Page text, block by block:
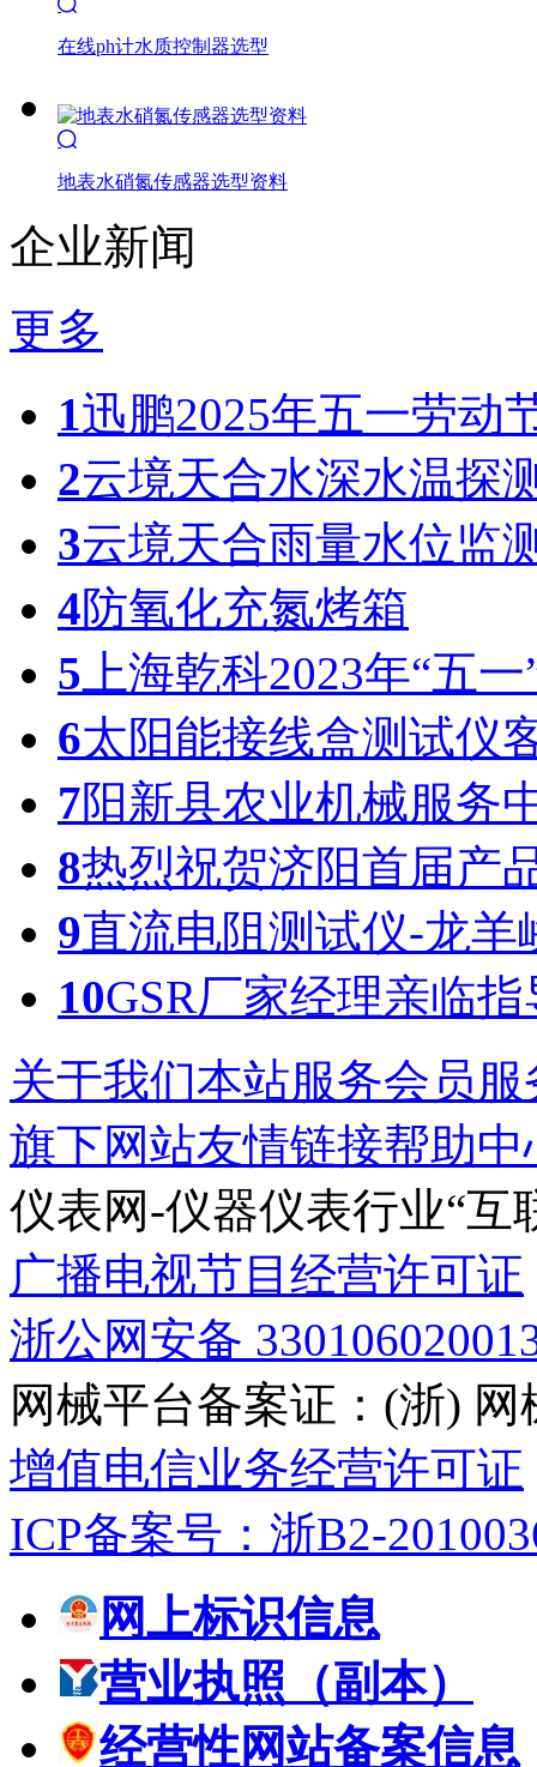
在线ph计水质控制器选型

地表水硝氮传感器选型资料
企业新闻
更多
1迅鹏2025年五一劳动
2云境天合水深水温探
3云境天合雨量水位监
4防氧化充氮烤箱
5 上海乾科2023年“五
6太阳能接线盒测试仪
7阳新县农业机械服务
8热烈祝贺济阳首届产
9直流电阻测试仪-龙
10GSR厂家经理亲临指
关于我们本站服务会员服
旗下网站友情链接帮助中
仪表网-仪器仪表行业“互
广播电视节目经营许可证
浙公网安备
网械平台备案证：(浙)
增值电信业务经营许可证
ICP备案号：浙B2-
网上标识信息
营业执照（副本）
经营性网站备案信息